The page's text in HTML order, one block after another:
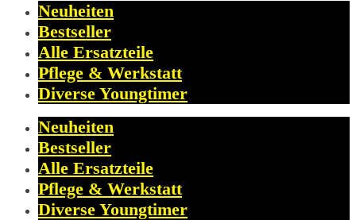
Neuheiten
Bestseller
Alle Ersatzteile
Pflege & Werkstatt
Diverse Youngtimer
Neuheiten
Bestseller
Alle Ersatzteile
Pflege & Werkstatt
Diverse Youngtimer